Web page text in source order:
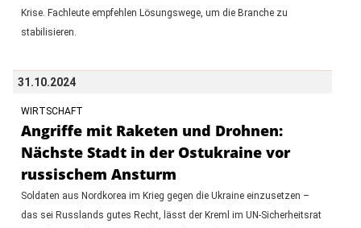
Krise. Fachleute empfehlen Lösungswege, um die Branche zu
stabilisieren.
31.10.2024
WIRTSCHAFT
Angriffe mit Raketen und Drohnen:
Nächste Stadt in der Ostukraine vor
russischem Ansturm
Soldaten aus Nordkorea im Krieg gegen die Ukraine einzusetzen –
das sei Russlands gutes Recht, lässt der Kreml im UN-Sicherheitsrat